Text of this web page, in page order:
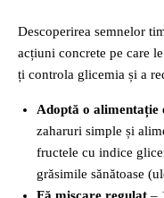
Descoperirea semnelor
acțiuni concrete pe care
ți controla glicemia și a
Adoptă o alimentație
zaharuri simple și
fructele cu indice
grăsimile sănătoase